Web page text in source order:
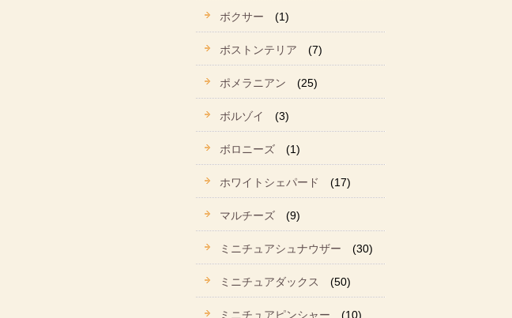
ボクサー (1)
ボストンテリア (7)
ポメラニアン (25)
ボルゾイ (3)
ボロニーズ (1)
ホワイトシェパード (17)
マルチーズ (9)
ミニチュアシュナウザー (30)
ミニチュアダックス (50)
ミニチュアピンシャー (10)